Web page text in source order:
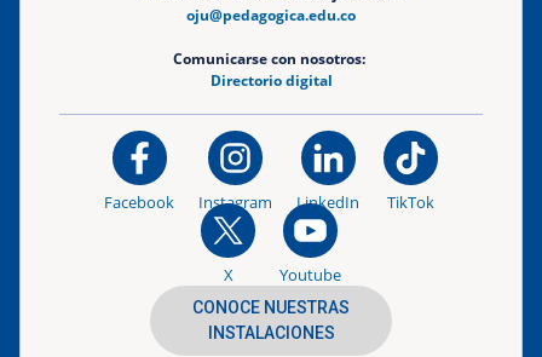
oju@pedagogica.edu.co
Comunicarse con nosotros:
Directorio digital
Facebook Instagram LinkedIn TikTok
X Youtube
CONOCE NUESTRAS
INSTALACIONES